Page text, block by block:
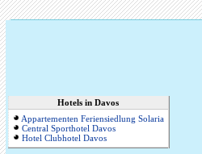
Hotels in Davos
Appartementen Feriensiedlung Solaria
Central Sporthotel Davos
Hotel Clubhotel Davos